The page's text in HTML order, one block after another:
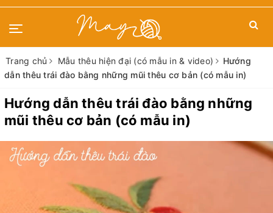
Trang chủ Mẫu thêu hiện đại (có mẫu in & video)
Hướng
dẫn thêu trái đào bằng những mũi thêu cơ bản (có mẫu in)
Hướng dẫn thêu trái đào bằng những
mũi thêu cơ bản (có mẫu in)